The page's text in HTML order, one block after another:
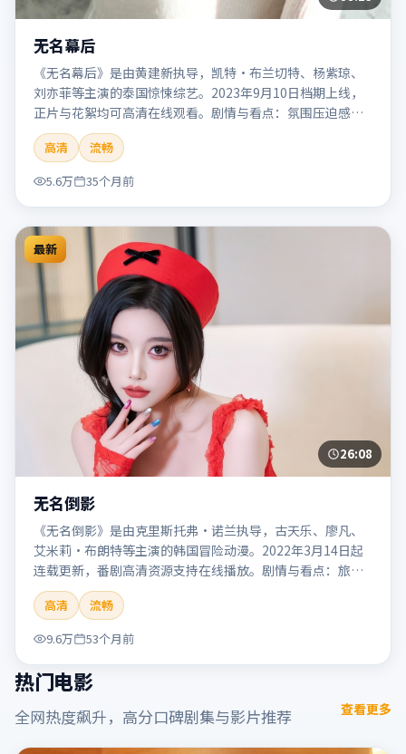
无名幕后
《无名幕后》是由黄建新执导，凯特·布兰切特、杨紫琼、
刘亦菲等主演的泰国惊悚综艺。2023年9月10日档期上线，
正片与花絮均可高清在线观看。剧情与看点：氛围压迫感
强，节奏紧张，适合追求刺激观影体验的观众。本片适合检
索「无名幕后」「黄建新」「惊悚」「泰国」「2023」
「2023-09-10上映」等关键词的影迷阅读简介与主创信息。
高清
流畅
5.6万
35个月前
最新
26:08
无名倒影
《无名倒影》是由克里斯托弗·诺兰执导，古天乐、廖凡、
艾米莉·布朗特等主演的韩国冒险动漫。2022年3月14日起
连载更新，番剧高清资源支持在线播放。剧情与看点：旅程
险象环生，奇观与友情并行，带来沉浸式探险体验。本片适
合检索「无名倒影」「克里斯托弗·诺兰」「冒险」「韩
国」「2022」「2022-03-14上映」等关键词的影迷阅读简介
与主创信息。
高清
流畅
9.6万
53个月前
热门电影
全网热度飙升，高分口碑剧集与影片推荐 查看更多